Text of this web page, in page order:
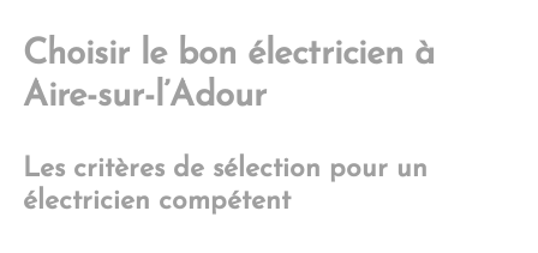
Choisir le bon électricien à
Aire-sur-l’Adour
Les critères de sélection pour un
électricien compétent